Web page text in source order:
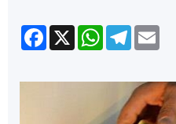
Facebook
X WhatsApp
Telegram